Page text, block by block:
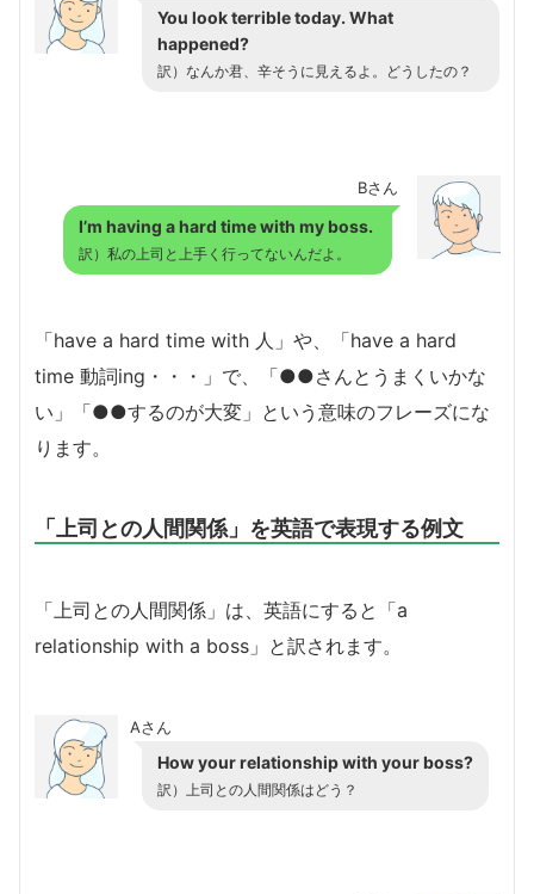
You look terrible today. What
happened?
訳）なんか君、辛そうに見えるよ。どうしたの？
Bさん
I’m having a hard time with my boss.
訳）私の上司と上手く行ってないんだよ。
「have a hard time with 人」や、「have a hard
time 動詞ing・・・」で、「●●さんとうまくいかな
い」「●●するのが大変」という意味のフレーズにな
ります。
「上司との人間関係」を英語で表現する例文
「上司との人間関係」は、英語にすると「a
relationship with a boss」と訳されます。
Aさん
How your relationship with your boss?
訳）上司との人間関係はどう？